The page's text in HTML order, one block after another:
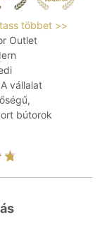
többet >>
Outlet
vállalat
bútorok